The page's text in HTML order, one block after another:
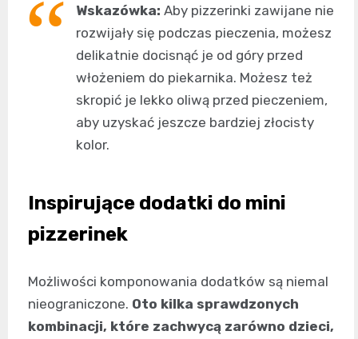
Wskazówka: Aby pizzerinki zawijane nie
rozwijały się podczas pieczenia, możesz
delikatnie docisnąć je od góry przed
włożeniem do piekarnika. Możesz też
skropić je lekko oliwą przed pieczeniem,
aby uzyskać jeszcze bardziej złocisty
kolor.
Inspirujące dodatki do mini
pizzerinek
Możliwości komponowania dodatków są niemal
nieograniczone. Oto kilka sprawdzonych
kombinacji, które zachwycą zarówno dzieci,